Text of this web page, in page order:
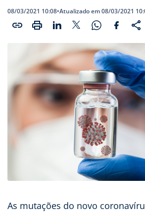
08/03/2021 10:08•Atualizado em 08/03/2021
As mutações do novo